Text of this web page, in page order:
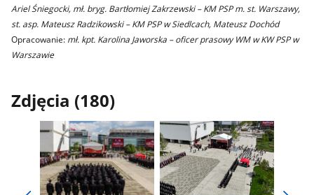
Ariel Śniegocki, mł. bryg. Bartłomiej Zakrzewski – KM PSP m. st. Warszawy,
st. asp. Mateusz Radzikowski – KM PSP w Siedlcach, Mateusz Dochód
Opracowanie: mł. kpt. Karolina Jaworska – oficer prasowy WM w KW PSP w
Warszawie
Zdjęcia (180)